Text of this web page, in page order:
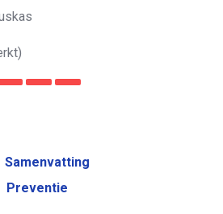
Samenvatting
Preventie